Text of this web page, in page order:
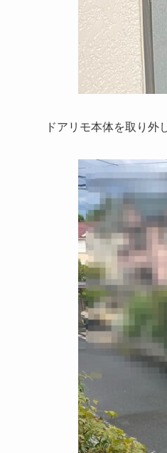
ドアリモ本体を取り外